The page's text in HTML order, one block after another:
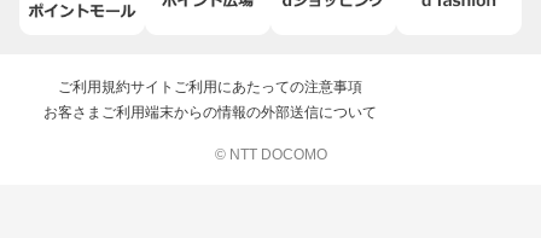
ご利用規約サイトご利用にあたっての注意事項
お客さまご利用端末からの情報の外部送信について
© NTT DOCOMO